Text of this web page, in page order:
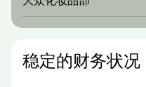
稳定的财务状况